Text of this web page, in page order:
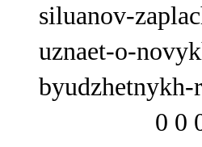
siluanov-
uznaet-o-
byudzhetnykh-
0 0